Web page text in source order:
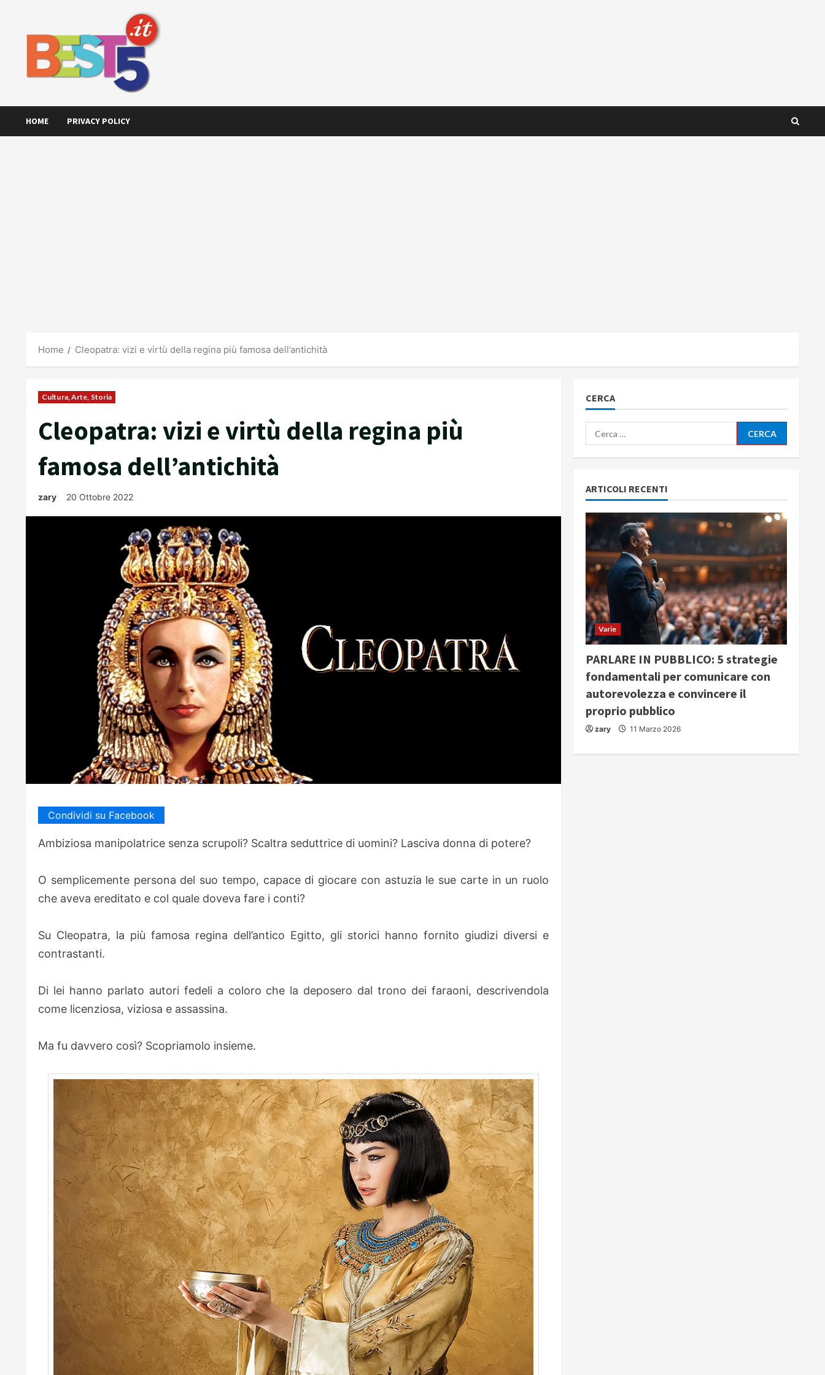
HOME PRIVACY POLICY
Home Cleopatra: vizi e virtù della regina più famosa dell’antichità
Cultura, Arte, Storia
Cleopatra: vizi e virtù della regina più
famosa dell’antichità
zary 20 Ottobre 2022
Condividi su Facebook
Ambiziosa manipolatrice senza scrupoli? Scaltra seduttrice di uomini? Lasciva donna di potere?
O semplicemente persona del suo tempo, capace di giocare con astuzia le sue carte in un ruolo
che aveva ereditato e col quale doveva fare i conti?
Su Cleopatra, la più famosa regina dell’antico Egitto, gli storici hanno fornito giudizi diversi e
contrastanti.
Di lei hanno parlato autori fedeli a coloro che la deposero dal trono dei faraoni, descrivendola
come licenziosa, viziosa e assassina.
Ma fu davvero così? Scopriamolo insieme.
CERCA
Ricerca
per:
ARTICOLI RECENTI
Varie
PARLARE IN PUBBLICO: 5 strategie
fondamentali per comunicare con
autorevolezza e convincere il
proprio pubblico
zary 11 Marzo 2026